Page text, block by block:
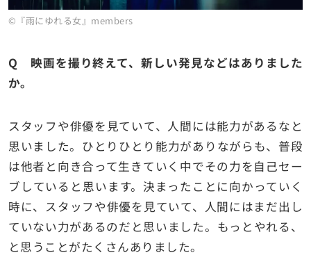
©『雨にゆれる女』members
Q 映画を撮り終えて、新しい発見などはありました
か。
スタッフや俳優を見ていて、人間には能力があるなと
思いました。ひとりひとり能力がありながらも、普段
は他者と向き合って生きていく中でその力を自己セー
ブしていると思います。決まったことに向かっていく
時に、スタッフや俳優を見ていて、人間にはまだ出し
ていない力があるのだと思いました。もっとやれる、
と思うことがたくさんありました。